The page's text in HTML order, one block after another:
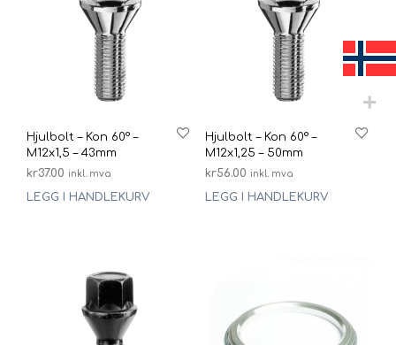
Hjulbolt – Kon 60° –
M12x1,5 – 43mm
kr37.00 inkl. mva
LEGG I HANDLEKURV
Hjulbolt – Kon 60° –
M12x1,25 – 50mm
kr56.00 inkl. mva
LEGG I HANDLEKURV